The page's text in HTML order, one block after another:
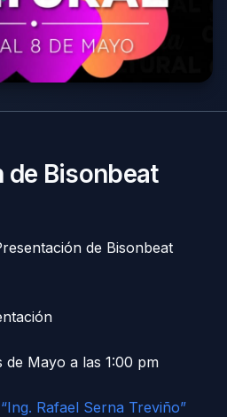
de Bisonbeat
de Bisonbeat
de Mayo a las 1:00 pm
Rafael Serna Treviño”